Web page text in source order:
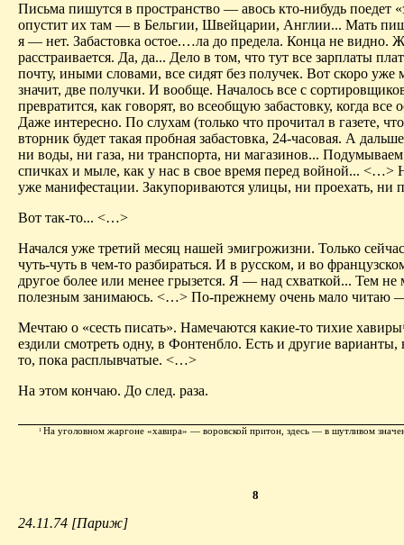
Письма пишутся в пространство — авось кто-нибудь поедет
опустит их там — в Бельгии, Швейцарии, Англии... Мать
я — нет. Забастовка остое.…ла до предела. Конца не видно.
расстраивается. Да, да... Дело в том, что тут все зарплаты
почту, иными словами, все сидят без получек. Вот скоро
значит, две получки. И вообще. Началось все с
превратится, как говорят, во всеобщую забастовку, когда все
Даже интересно. По слухам (только что прочитал в газете,
вторник будет такая пробная забастовка, 24-часовая. А
ни воды, ни газа, ни транспорта, ни магазинов...
спичках и мыле, как у нас в свое время перед войной... <…>
уже манифестации. Закупориваются улицы, ни проехать, ни
Вот так-то... <…>
Начался уже третий месяц нашей эмигрожизни. Только
чуть-чуть в чем-то разбираться. И в русском, и во
другое более или менее грызется. Я — над схваткой... Тем не
полезным занимаюсь. <…> По-прежнему очень мало читаю
Мечтаю о «сесть писать». Намечаются какие-то тихие хавиры
ездили смотреть одну, в Фонтенбло. Есть и другие
то, пока расплывчатые. <…>
На этом кончаю. До след. раза.
На уголовном жаргоне «хавира» — воровской притон, здесь — в шутливом
8
24.11.74 [Париж]